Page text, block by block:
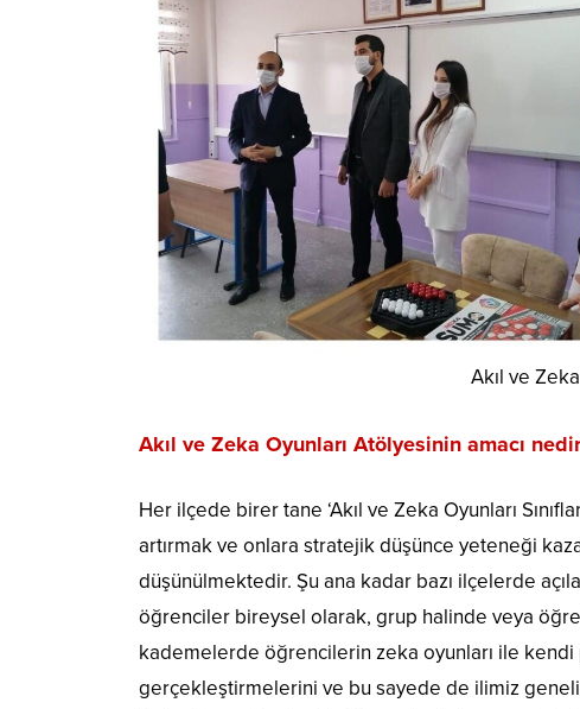
Akıl ve
Akıl ve Zeka Oyunları Atölyesinin amacı nedir
Her ilçede birer tane ‘Akıl ve Zeka Oyunları
artırmak ve onlara stratejik düşünce yeteneği
düşünülmektedir. Şu ana kadar bazı ilçelerde
öğrenciler bireysel olarak, grup halinde veya
kademelerde öğrencilerin zeka oyunları ile
gerçekleştirmelerini ve bu sayede de ilimiz